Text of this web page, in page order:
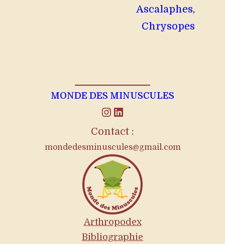
Ascalaphes,
Chrysopes
MONDE DES MINUSCULES
Instagram LinkedIn
Contact :
mondedesminuscules@gmail.com
Arthropodex
Bibliographie